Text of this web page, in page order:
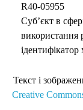
R40-05955
Суб’єкт в
використання
Текст і
Creative